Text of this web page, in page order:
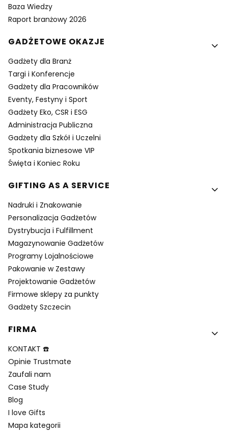
Baza Wiedzy
Raport branżowy 2026
GADŻETOWE OKAZJE
Gadżety dla Branż
Targi i Konferencje
Gadżety dla Pracowników
Eventy, Festyny i Sport
Gadżety Eko, CSR i ESG
Administracja Publiczna
Gadżety dla Szkół i Uczelni
Spotkania biznesowe VIP
Święta i Koniec Roku
GIFTING AS A SERVICE
Nadruki i Znakowanie
Personalizacja Gadżetów
Dystrybucja i Fulfillment
Magazynowanie Gadżetów
Programy Lojalnościowe
Pakowanie w Zestawy
Projektowanie Gadżetów
Firmowe sklepy za punkty
Gadżety Szczecin
FIRMA
KONTAKT ☎️
Opinie Trustmate
Zaufali nam
Case Study
Blog
I love Gifts
Mapa kategorii